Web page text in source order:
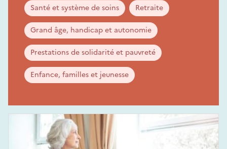
Santé et système de soins Retraite
Grand âge, handicap et autonomie
Prestations de solidarité et pauvreté
Enfance, familles et jeunesse